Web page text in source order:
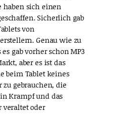
haben sich einen
Sicherlich gab
von
Genau wie zu
es gab vorher schon MP3
aber es ist das
beim Tablet keines
zu gebrauchen, die
Krampf und das
veraltet oder